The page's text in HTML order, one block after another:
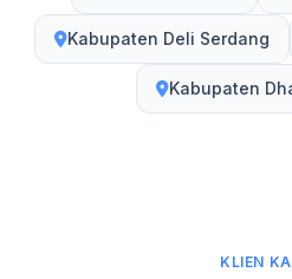
Kabupaten Deli Serdang
Kabupaten
KLIEN